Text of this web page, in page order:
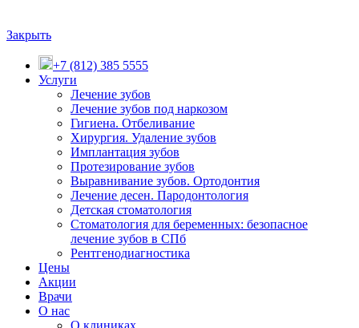
Закрыть
+7 (812) 385 5555
Услуги
Лечение зубов
Лечение зубов под наркозом
Гигиена. Отбеливание
Хирургия. Удаление зубов
Имплантация зубов
Протезирование зубов
Выравнивание зубов. Ортодонтия
Лечение десен. Пародонтология
Детская стоматология
Стоматология для беременных: безопасное
лечение зубов в СПб
Рентгенодиагностика
Цены
Акции
Врачи
О нас
О клиниках